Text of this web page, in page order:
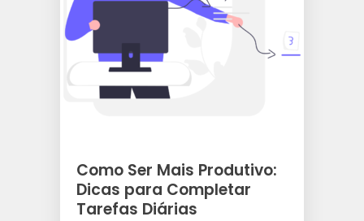
Como Ser Mais Produtivo:
Dicas para Completar
Tarefas Diárias